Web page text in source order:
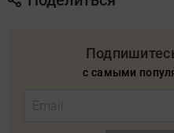
с самыми